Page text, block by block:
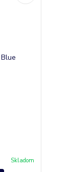
Skladom